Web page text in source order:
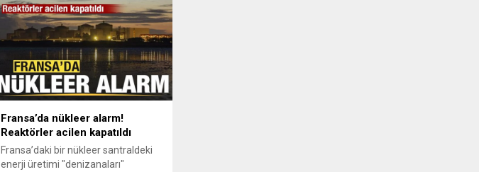
Fransa’da nükleer alarm!
Reaktörler acilen kapatıldı
Fransa’daki bir nükleer santraldeki
enerji üretimi "denizanaları"